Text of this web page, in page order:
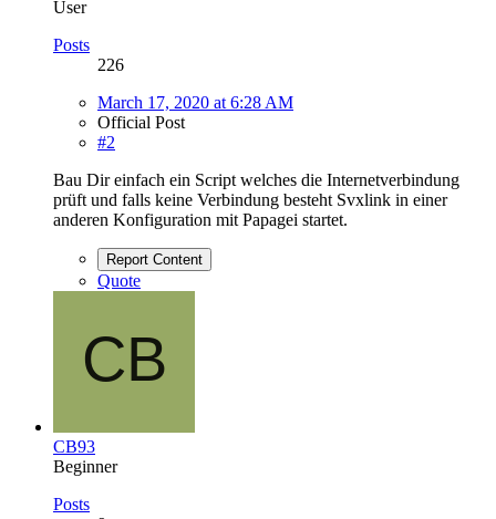
User
Posts
226
March 17, 2020 at 6:28 AM
Official Post
#2
Bau Dir einfach ein Script welches die Internetverbindung
prüft und falls keine Verbindung besteht Svxlink in einer
anderen Konfiguration mit Papagei startet.
Report Content
Quote
CB93
Beginner
Posts